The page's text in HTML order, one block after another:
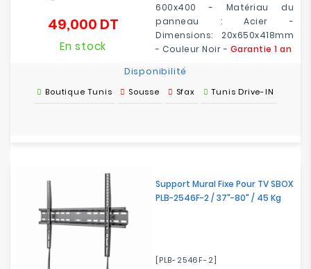
600x400 - Matériau du
panneau : Acier -
Dimensions: 20x650x418mm
- Couleur Noir - Garantie 1 an
49,000 DTPrix
En stock
Disponibilité
Boutique Tunis Sousse Sfax Tunis Drive-IN
Support Mural Fixe Pour TV SBOX
PLB-2546F-2 / 37"-80" / 45 Kg
[PLB-2546F-2]